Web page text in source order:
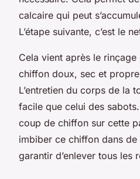
calcaire qui peut
L’étape suivante, c’est le
Cela vient après le
chiffon doux, sec et
L’entretien du corps de la
facile que celui des
coup de chiffon sur cette
imbiber ce chiffon dans de
garantir d’enlever tous les